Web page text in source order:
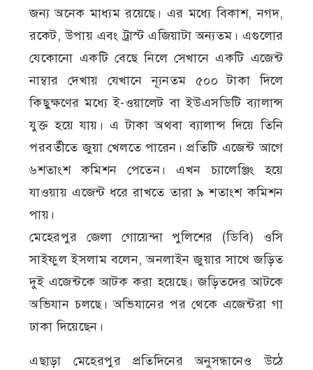
জন্য অনেক মাধ্যম রয়েছে। এর মধ্যে বিকাশ, নগদ,
রকেট, উপায় এবং ট্রাস্ট এজিয়াটা অন্যতম। এগুলোর
যেকোনো একটি বেছে নিলে সেখানে একটি এজেন্ট
নাম্বার দেখায় যেখানে ন্যূনতম ৫০০ টাকা দিলে
কিছুক্ষণের মধ্যে ই-ওয়ালেট বা ইউএসডিটি ব্যালান্স
যুক্ত হয়ে যায়। এ টাকা অথবা ব্যালান্স দিয়ে তিনি
পরবর্তীতে জুয়া খেলতে পারেন। প্রতিটি এজেন্ট আগে
৬শতাংশ কমিশন পেতেন। এখন চ্যালেঞ্জিং হয়ে
যাওয়ায় এজেন্ট ধরে রাখতে তারা ৯ শতাংশ কমিশন
পায়।
মেহেরপুর জেলা গোয়েন্দা পুলিশের (ডিবি) ওসি
সাইফুল ইসলাম বলেন, অনলাইন জুয়ার সাথে জড়িত
দুই এজেন্টকে আটক করা হয়েছে। জড়িতদের আটকে
অভিযান চলছে। অভিযানের পর থেকে এজেন্টরা গা
ঢাকা দিয়েছেন।
এছাড়া মেহেরপুর প্রতিদিনের অনুসন্ধানেও উঠে